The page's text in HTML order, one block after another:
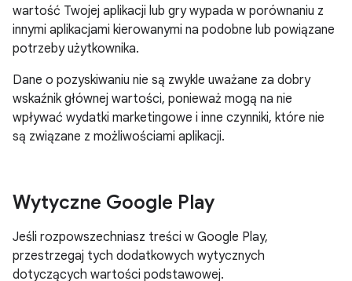
wartość Twojej aplikacji lub gry wypada w porównaniu z
innymi aplikacjami kierowanymi na podobne lub powiązane
potrzeby użytkownika.
Dane o pozyskiwaniu nie są zwykle uważane za dobry
wskaźnik głównej wartości, ponieważ mogą na nie
wpływać wydatki marketingowe i inne czynniki, które nie
są związane z możliwościami aplikacji.
Wytyczne Google Play
Jeśli rozpowszechniasz treści w Google Play,
przestrzegaj tych dodatkowych wytycznych
dotyczących wartości podstawowej.